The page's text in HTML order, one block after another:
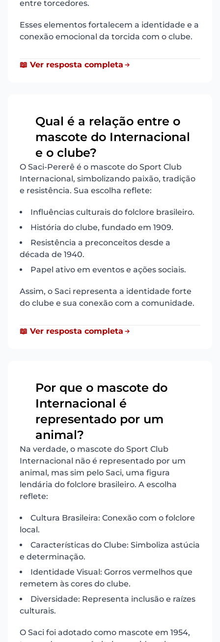
entre torcedores.
Esses elementos fortalecem a identidade e a
conexão emocional da torcida com o clube.
📖 Ver resposta completa
Qual é a relação entre o
mascote do Internacional
e o clube?
O Saci-Pererê é o mascote do Sport Club
Internacional, simbolizando paixão, tradição
e resistência. Sua escolha reflete:
Influências culturais do folclore brasileiro.
História do clube, fundado em 1909.
Resistência a preconceitos desde a
década de 1940.
Papel ativo em eventos e ações sociais.
Assim, o Saci representa a identidade forte
do clube e sua conexão com a comunidade.
📖 Ver resposta completa
Por que o mascote do
Internacional é
representado por um
animal?
Na verdade, o mascote do Sport Club
Internacional não é representado por um
animal, mas sim pelo Saci, uma figura
lendária do folclore brasileiro. A escolha
reflete:
Cultura Brasileira: Conexão com o folclore
local.
Características do Clube: Simboliza astúcia
e determinação.
Identidade Visual: Gorros vermelhos que
remetem às cores do clube.
Diversidade: Representa inclusão e raízes
culturais.
O Saci foi adotado como mascote em 1954,